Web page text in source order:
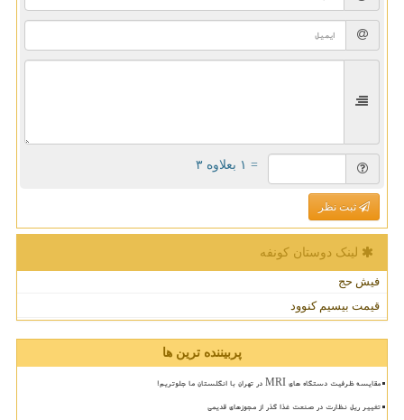
= ۱ بعلاوه ۳
ثبت نظر
لینک دوستان كونفه
فیش حج
قیمت بیسیم کنوود
پربیننده ترین ها
مقایسه ظرفیت دستگاه های MRI در تهران با انگلستان ما جلوتریم!
تغییر ریل نظارت در صنعت غذا گذر از مجوزهای قدیمی